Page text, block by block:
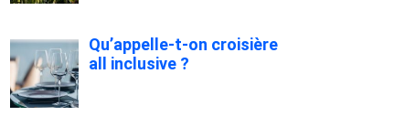
Qu’appelle-t-on croisière
all inclusive ?